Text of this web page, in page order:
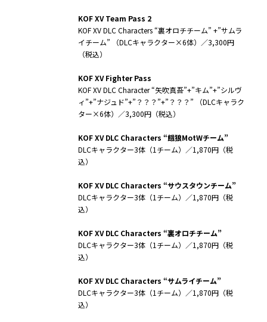
KOF XV Team Pass 2
KOF XV DLC Characters “裏オロチチーム” +”サムラ
イチーム” （DLCキャラクター×6体）／3,300円
（税込）
KOF XV Fighter Pass
KOF XV DLC Character “矢吹真吾”+”キム”+”シルヴ
ィ”+”ナジュド”+”？？？”+”？？？” （DLCキャラク
ター×6体）／3,300円（税込）
KOF XV DLC Characters “餓狼MotWチーム”
DLCキャラクター3体（1チーム）／1,870円（税
込）
KOF XV DLC Characters “サウスタウンチーム”
DLCキャラクター3体（1チーム）／1,870円（税
込）
KOF XV DLC Characters “裏オロチチーム”
DLCキャラクター3体（1チーム）／1,870円（税
込）
KOF XV DLC Characters “サムライチーム”
DLCキャラクター3体（1チーム）／1,870円（税
込）